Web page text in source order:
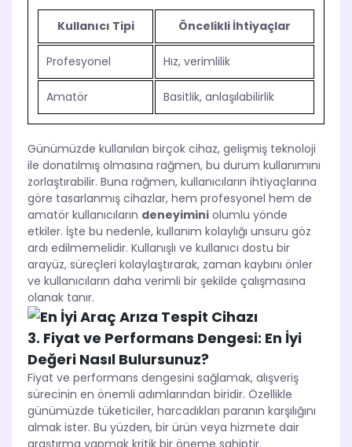
Kullanıcı Tipi Öncelikli İhtiyaçlar
Profesyonel Hız, verimlilik
Amatör Basitlik, anlaşılabilirlik
Günümüzde kullanılan birçok cihaz, gelişmiş teknoloji
ile donatılmış olmasına rağmen, bu durum kullanımını
zorlaştırabilir. Buna rağmen, kullanıcıların ihtiyaçlarına
göre tasarlanmış cihazlar, hem profesyonel hem de
amatör kullanıcıların deneyimini olumlu yönde
etkiler. İşte bu nedenle, kullanım kolaylığı unsuru göz
ardı edilmemelidir. Kullanışlı ve kullanıcı dostu bir
arayüz, süreçleri kolaylaştırarak, zaman kaybını önler
ve kullanıcıların daha verimli bir şekilde çalışmasına
olanak tanır.
3. Fiyat ve Performans Dengesi: En İyi
Değeri Nasıl Bulursunuz?
Fiyat ve performans dengesini sağlamak, alışveriş
sürecinin en önemli adımlarından biridir. Özellikle
günümüzde tüketiciler, harcadıkları paranın karşılığını
almak ister. Bu yüzden, bir ürün veya hizmete dair